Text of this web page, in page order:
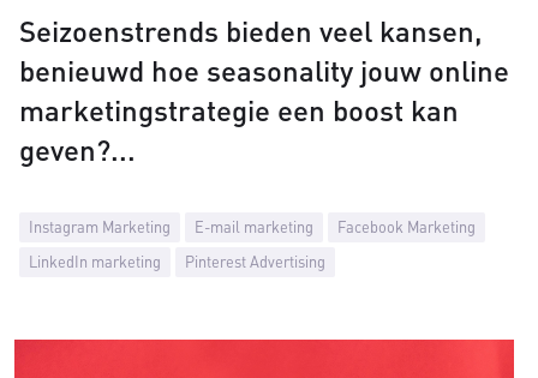
Instagram Marketing E-mail marketing
Facebook Marketing
LinkedIn marketing
Pinterest Advertising
Seizoenstrends bieden veel kansen,
benieuwd hoe seasonality jouw online
marketingstrategie een boost kan
geven?